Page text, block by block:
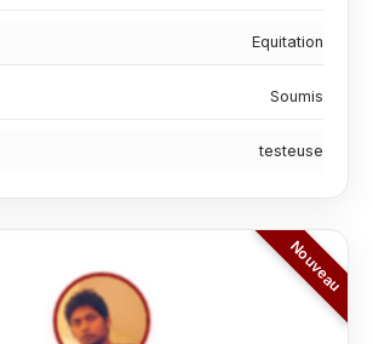
Equitation
Soumis
testeuse